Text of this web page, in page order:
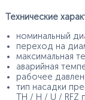
Технические
номинальный
переход на
максимальная
аварийная
рабочее
тип насадки
TH / H / U / RFZ